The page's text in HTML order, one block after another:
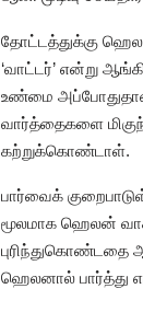
தோட்டத்துக்கு
‘வாட்டர்’ என்று
உண்மை அப்போதுதான்
வார்த்தைகளை
கற்றுக்கொண்டாள்.
பார்வைக்
மூலமாக ஹெலன்
புரிந்துகொண்டதை
ஹெலனால் பார்த்து